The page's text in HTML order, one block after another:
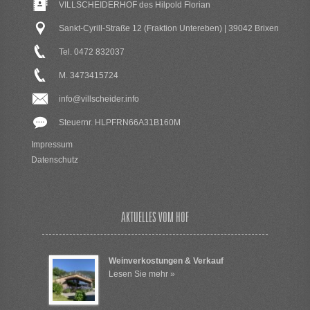
VILLSCHEIDERHOF des Hilpold Florian
Sankt-Cyrill-Straße 12 (Fraktion Untereben) | 39042 Brixen
Tel. 0472 832037
M. 3473415724
info@villscheider.info
Steuernr. HLPFRN66A31B160M
Impressum
Datenschutz
AKTUELLES VOM HOF
Weinverkostungen & Verkauf
Lesen Sie mehr »